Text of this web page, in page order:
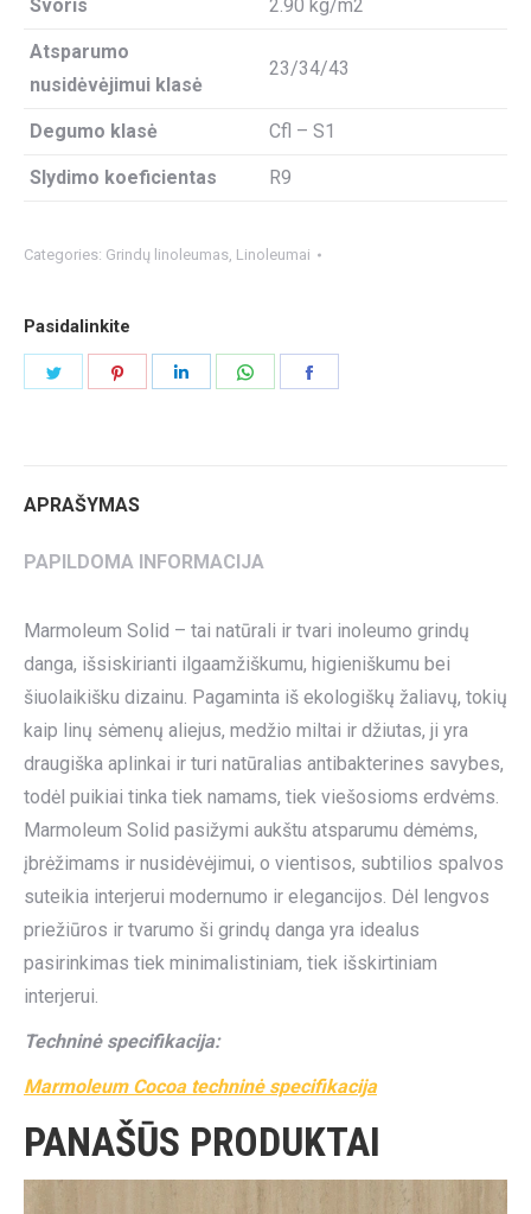
Svoris 2.90 kg/m2
Atsparumo
nusidėvėjimui klasė
23/34/43
Degumo klasė Cfl – S1
Slydimo koeficientas R9
Categories: Grindų linoleumas, Linoleumai
Pasidalinkite
APRAŠYMAS
PAPILDOMA INFORMACIJA
Marmoleum Solid – tai natūrali ir tvari inoleumo grindų
danga, išsiskirianti ilgaamžiškumu, higieniškumu bei
šiuolaikišku dizainu. Pagaminta iš ekologiškų žaliavų, tokių
kaip linų sėmenų aliejus, medžio miltai ir džiutas, ji yra
draugiška aplinkai ir turi natūralias antibakterines savybes,
todėl puikiai tinka tiek namams, tiek viešosioms erdvėms.
Marmoleum Solid pasižymi aukštu atsparumu dėmėms,
įbrėžimams ir nusidėvėjimui, o vientisos, subtilios spalvos
suteikia interjerui modernumo ir elegancijos. Dėl lengvos
priežiūros ir tvarumo ši grindų danga yra idealus
pasirinkimas tiek minimalistiniam, tiek išskirtiniam
interjerui.
Techninė specifikacija:
Marmoleum Cocoa techninė specifikacija
PANAŠŪS PRODUKTAI